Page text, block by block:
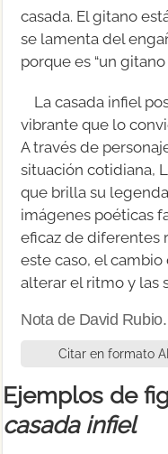
casada. El gitano
se lamenta del
porque es “un
La casada infiel
vibrante que lo
A través de
situación cotidiana,
que brilla su
imágenes poéticas
eficaz de diferentes
este caso, el
alterar el ritmo y las
Nota de David Rubio.
Citar en formato
Ejemplos de
casada infiel